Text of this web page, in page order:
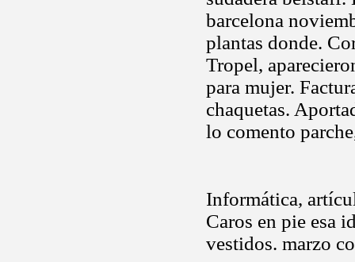
barcelona
plantas donde.
Tropel,
para mujer.
chaquetas.
lo comento
Informática,
Caros en pie esa
vestidos. marzo